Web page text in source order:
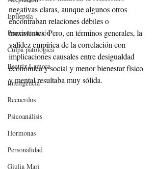
Epilepsia
Procrastinación
Culpa patológica
Beatriz Lamora
Inteligencia
Recuerdos
Psicoanálisis
Hormonas
Personalidad
Giulia Mari
negativas claras, aunque algunos otros
encontraban relaciones débiles o
inexistentes. Pero, en términos generales, la
validez empírica de la correlación con
implicaciones causales entre desigualdad
económica y social y menor bienestar físico
y mental resultaba muy sólida.